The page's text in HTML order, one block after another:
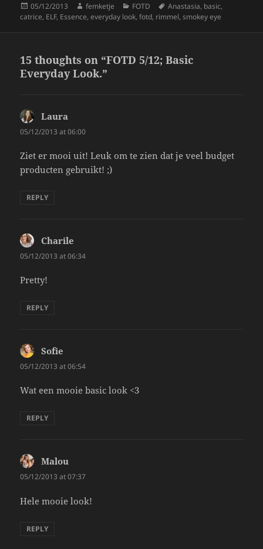
Posted
on
05/12/2013 Author
femketje Categories
FOTD Tags
Anastasia, basic,
catrice, ELF, Essence,everyday look,fotd, rimmel,smokey eye
15 thoughts on “FOTD 5/12; Basic
Everyday Look.”
Laura
05/12/2013 at 06:00
Ziet er mooi uit! Leuk om te zien dat je veel budget
producten gebruikt! ;)
REPLY
Charile
05/12/2013 at 06:34
Pretty!
REPLY
Sofie
05/12/2013 at 06:54
Wat een mooie basic look <3
REPLY
Malou
05/12/2013 at 07:37
Hele mooie look!
REPLY